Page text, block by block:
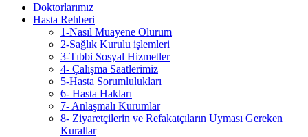
Doktorlarımız
Hasta Rehberi
1-Nasıl Muayene Olurum
2-Sağlık Kurulu işlemleri
3-Tıbbi Sosyal Hizmetler
4- Çalışma Saatlerimiz
5-Hasta Sorumlulukları
6- Hasta Hakları
7- Anlaşmalı Kurumlar
8- Ziyaretçilerin ve Refakatçıların Uyması Gereken
Kurallar